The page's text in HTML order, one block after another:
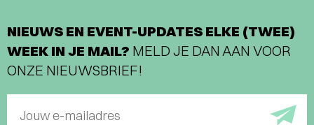
NIEUWS EN EVENT-UPDATES ELKE (TWEE)
WEEK IN JE MAIL? MELD JE DAN AAN VOOR
ONZE NIEUWSBRIEF!
Jouw e-mailadres